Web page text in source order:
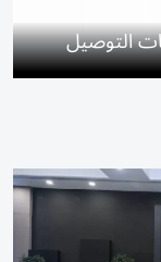
التوصيل